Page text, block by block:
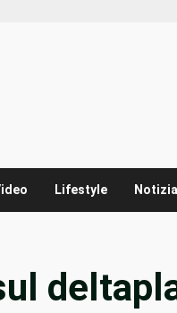
Lifestyle